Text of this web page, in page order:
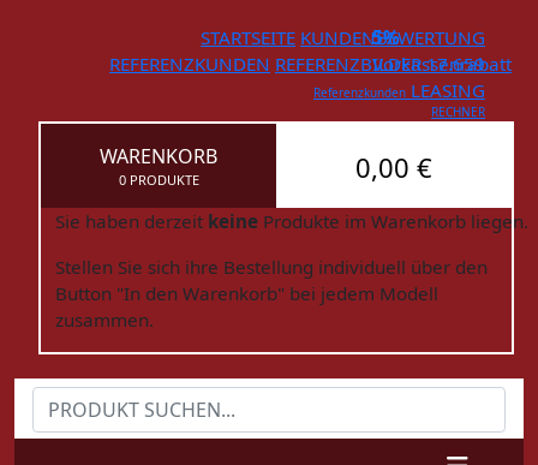
STARTSEITE KUNDENBEWERTUNG
REFERENZKUNDEN REFERENZBILDER 17.659
Referenzkunden LEASING
RECHNER
WARENKORB
0 PRODUKTE 0,00 €
Sie haben derzeit keine Produkte im Warenkorb liegen.
Stellen Sie sich ihre Bestellung individuell über den
Button "In den Warenkorb" bei jedem Modell
zusammen.
5%
Vorkassenrabatt